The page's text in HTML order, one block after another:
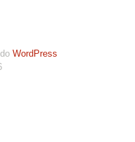
WordPress